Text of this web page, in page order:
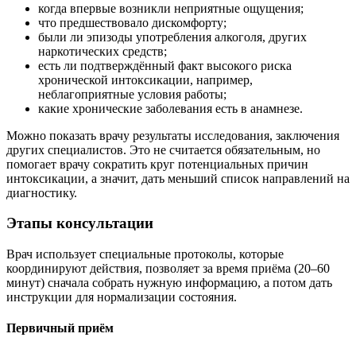
когда впервые возникли неприятные ощущения;
что предшествовало дискомфорту;
были ли эпизоды употребления алкоголя, других
наркотических средств;
есть ли подтверждённый факт высокого риска
хронической интоксикации, например,
неблагоприятные условия работы;
какие хронические заболевания есть в анамнезе.
Можно показать врачу результаты исследования, заключения
других специалистов. Это не считается обязательным, но
помогает врачу сократить круг потенциальных причин
интоксикации, а значит, дать меньший список направлений на
диагностику.
Этапы консультации
Врач использует специальные протоколы, которые
координируют действия, позволяет за время приёма (20–60
минут) сначала собрать нужную информацию, а потом дать
инструкции для нормализации состояния.
Первичный приём